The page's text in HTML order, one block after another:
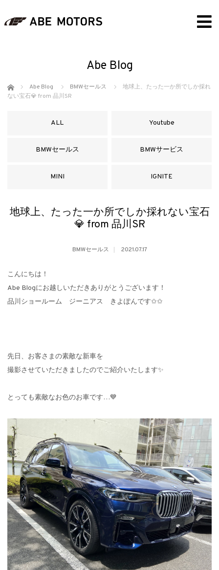
Abe Blog
ホーム Abe Blog BMWセールス
地球上、たった一か所でしか採れ
ない宝石💎 from 品川SR
ALL Youtube
BMWセールス BMWサービス
MINI IGNITE
地球上、たった一か所でしか採れない宝石
💎 from 品川SR
BMWセールス 2021.07.17
こんにちは！
Abe Blogにお越しいただきありがとうございます！
品川ショールーム ジーニアス きよぽんです✩✩
先日、お客さまの素敵な新車を
撮影させていただきましたのでご紹介いたします✨
とっても素敵なお色のお車です…💙